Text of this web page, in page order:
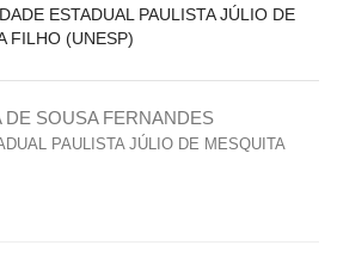
ESTADUAL PAULISTA JÚLIO DE
FILHO (UNESP)
DE SOUSA FERNANDES
PAULISTA JÚLIO DE MESQUITA